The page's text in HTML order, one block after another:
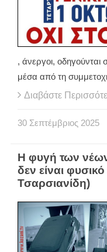
, άνεργοι, οδηγούνται
μέσα από τη
Διαβάστε
30 Σεπτέμβριος 2025
Η φυγή των
δεν είναι
Τσαρσιανίδη)